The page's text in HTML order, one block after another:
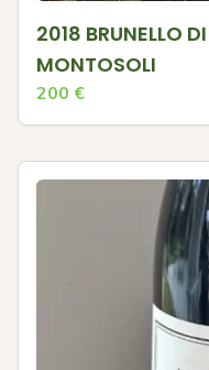
2018 BRUNELLO
MONTOSOLI
200 €